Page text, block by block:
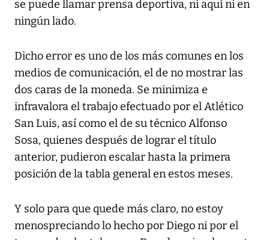
se puede llamar prensa deportiva, ni aquí ni en
ningún lado.
Dicho error es uno de los más comunes en los
medios de comunicación, el de no mostrar las
dos caras de la moneda. Se minimiza e
infravalora el trabajo efectuado por el Atlético
San Luis, así como el de su técnico Alfonso
Sosa, quienes después de lograr el título
anterior, pudieron escalar hasta la primera
posición de la tabla general en estos meses.
Y solo para que quede más claro, no estoy
menospreciando lo hecho por Diego ni por el